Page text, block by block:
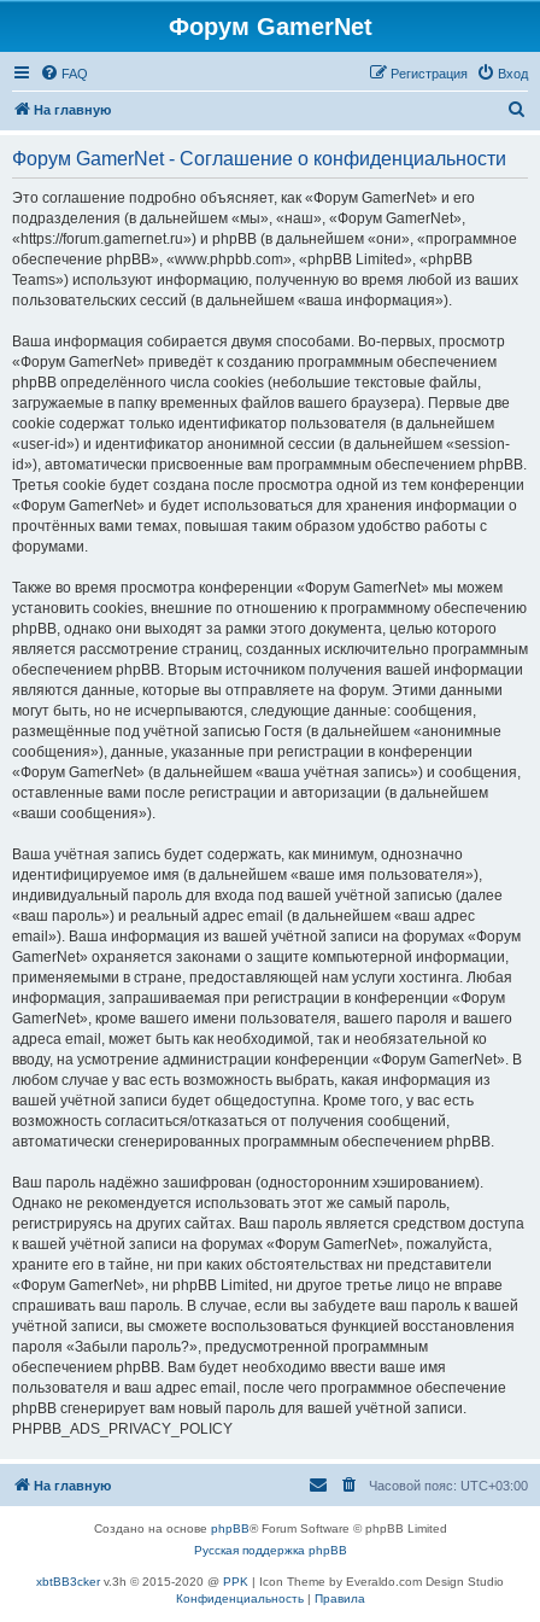
Форум GamerNet
FAQ Вход
Регистрация
На главную
Форум GamerNet - Соглашение о конфиденциальности
Это соглашение подробно объясняет, как «Форум GamerNet» и его
подразделения (в дальнейшем «мы», «наш», «Форум GamerNet»,
«https://forum.gamernet.ru») и phpBB (в дальнейшем «они», «программное
обеспечение phpBB», «www.phpbb.com», «phpBB Limited», «phpBB
Teams») используют информацию, полученную во время любой из ваших
пользовательских сессий (в дальнейшем «ваша информация»).
Ваша информация собирается двумя способами. Во-первых, просмотр
«Форум GamerNet» приведёт к созданию программным обеспечением
phpBB определённого числа cookies (небольшие текстовые файлы,
загружаемые в папку временных файлов вашего браузера). Первые две
cookie содержат только идентификатор пользователя (в дальнейшем
«user-id») и идентификатор анонимной сессии (в дальнейшем «session-
id»), автоматически присвоенные вам программным обеспечением phpBB.
Третья cookie будет создана после просмотра одной из тем конференции
«Форум GamerNet» и будет использоваться для хранения информации о
прочтённых вами темах, повышая таким образом удобство работы с
форумами.
Также во время просмотра конференции «Форум GamerNet» мы можем
установить cookies, внешние по отношению к программному обеспечению
phpBB, однако они выходят за рамки этого документа, целью которого
является рассмотрение страниц, созданных исключительно программным
обеспечением phpBB. Вторым источником получения вашей информации
являются данные, которые вы отправляете на форум. Этими данными
могут быть, но не исчерпываются, следующие данные: сообщения,
размещённые под учётной записью Гостя (в дальнейшем «анонимные
сообщения»), данные, указанные при регистрации в конференции
«Форум GamerNet» (в дальнейшем «ваша учётная запись») и сообщения,
оставленные вами после регистрации и авторизации (в дальнейшем
«ваши сообщения»).
Ваша учётная запись будет содержать, как минимум, однозначно
идентифицируемое имя (в дальнейшем «ваше имя пользователя»),
индивидуальный пароль для входа под вашей учётной записью (далее
«ваш пароль») и реальный адрес email (в дальнейшем «ваш адрес
email»). Ваша информация из вашей учётной записи на форумах «Форум
GamerNet» охраняется законами о защите компьютерной информации,
применяемыми в стране, предоставляющей нам услуги хостинга. Любая
информация, запрашиваемая при регистрации в конференции «Форум
GamerNet», кроме вашего имени пользователя, вашего пароля и вашего
адреса email, может быть как необходимой, так и необязательной ко
вводу, на усмотрение администрации конференции «Форум GamerNet». В
любом случае у вас есть возможность выбрать, какая информация из
вашей учётной записи будет общедоступна. Кроме того, у вас есть
возможность согласиться/отказаться от получения сообщений,
автоматически сгенерированных программным обеспечением phpBB.
Ваш пароль надёжно зашифрован (односторонним хэшированием).
Однако не рекомендуется использовать этот же самый пароль,
регистрируясь на других сайтах. Ваш пароль является средством доступа
к вашей учётной записи на форумах «Форум GamerNet», пожалуйста,
храните его в тайне, ни при каких обстоятельствах ни представители
«Форум GamerNet», ни phpBB Limited, ни другое третье лицо не вправе
спрашивать ваш пароль. В случае, если вы забудете ваш пароль к вашей
учётной записи, вы сможете воспользоваться функцией восстановления
пароля «Забыли пароль?», предусмотренной программным
обеспечением phpBB. Вам будет необходимо ввести ваше имя
пользователя и ваш адрес email, после чего программное обеспечение
phpBB сгенерирует вам новый пароль для вашей учётной записи.
PHPBB_ADS_PRIVACY_POLICY
На главную Часовой пояс: UTC+03:00
Создано на основе phpBB® Forum Software © phpBB Limited
Русская поддержка phpBB
xbtBB3ckerv.3h © 2015-2020 @ PPK | Icon Theme by Everaldo.com Design Studio
Конфиденциальность| Правила